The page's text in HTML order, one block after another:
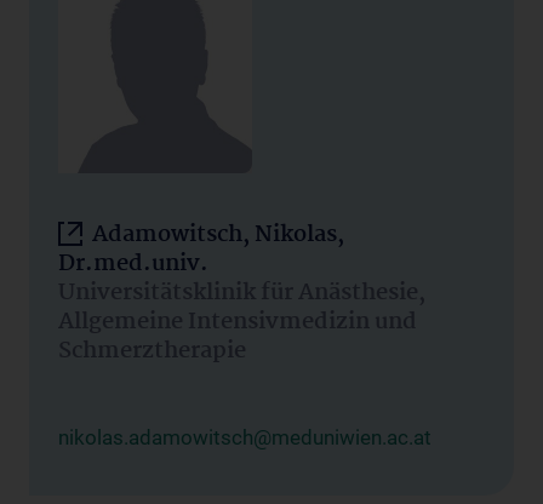
Adamowitsch, Nikolas,
Dr.med.univ.
Universitätsklinik für Anästhesie,
Allgemeine Intensivmedizin und
Schmerztherapie
nikolas.adamowitsch@meduniwien.ac.at